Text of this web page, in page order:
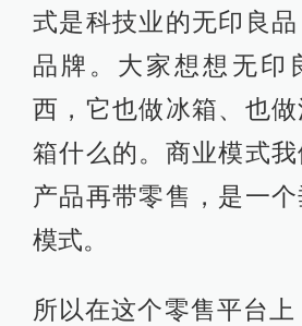
式是科技业的无印良
品牌。大家想想无印
西，它也做冰箱、也
箱什么的。商业模式
产品再带零售，是一
模式。
所以在这个零售平台